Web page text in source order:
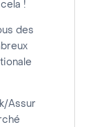
!
des
Assur